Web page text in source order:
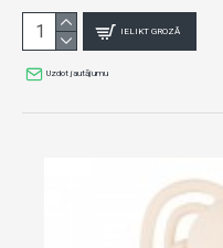
IELIKT GROZĀ
Uzdot jautājumu